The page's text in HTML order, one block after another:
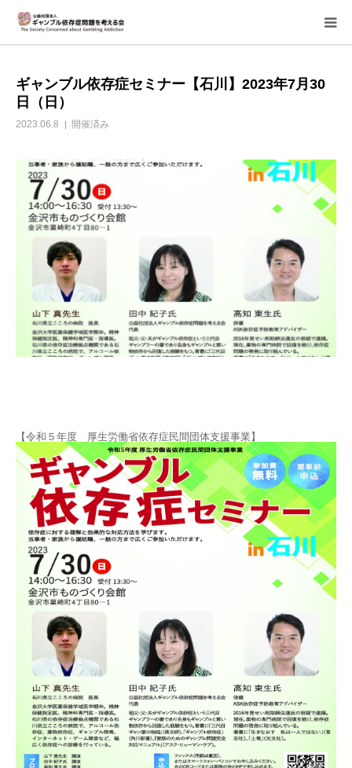
ギャンブル依存症セミナー【石川】2023年7月30
日（日）
2023.06.8 開催済み
【令和５年度 厚生労働省依存症民間団体支援事業】
ご寄付のお願い
講座・イベント
活動報告＆意見書
当事者支援部
子どもたちへ
広報・啓発
プレスリリース
お問い合わせ
言語選択/Select Language:English